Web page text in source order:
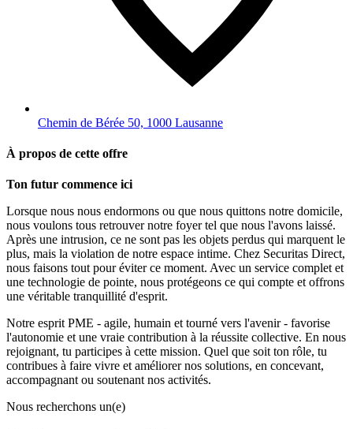
Chemin de Bérée 50, 1000 Lausanne
À propos de cette offre
Ton futur commence ici
Lorsque nous nous endormons ou que nous quittons notre domicile,
nous voulons tous retrouver notre foyer tel que nous l'avons laissé.
Après une intrusion, ce ne sont pas les objets perdus qui marquent le
plus, mais la violation de notre espace intime. Chez Securitas Direct,
nous faisons tout pour éviter ce moment. Avec un service complet et
une technologie de pointe, nous protégeons ce qui compte et offrons
une véritable tranquillité d'esprit.
Notre esprit PME - agile, humain et tourné vers l'avenir - favorise
l'autonomie et une vraie contribution à la réussite collective. En nous
rejoignant, tu participes à cette mission. Quel que soit ton rôle, tu
contribues à faire vivre et améliorer nos solutions, en concevant,
accompagnant ou soutenant nos activités.
Nous recherchons un(e)